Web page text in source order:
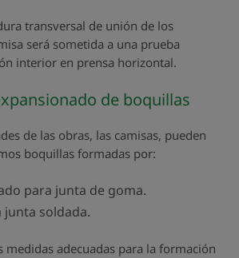
transversal de unión de los
será sometida a una prueba
interior en prensa horizontal.
de boquillas
de las obras, las camisas, pueden
boquillas formadas por:
para junta de goma.
junta soldada.
medidas adecuadas para la formación